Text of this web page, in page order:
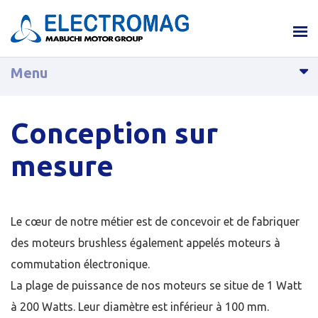
Menu
Conception sur
mesure
Le cœur de notre métier est de concevoir et de fabriquer
des moteurs brushless également appelés moteurs à
commutation électronique.
La plage de puissance de nos moteurs se situe de 1 Watt
à 200 Watts. Leur diamètre est inférieur à 100 mm.